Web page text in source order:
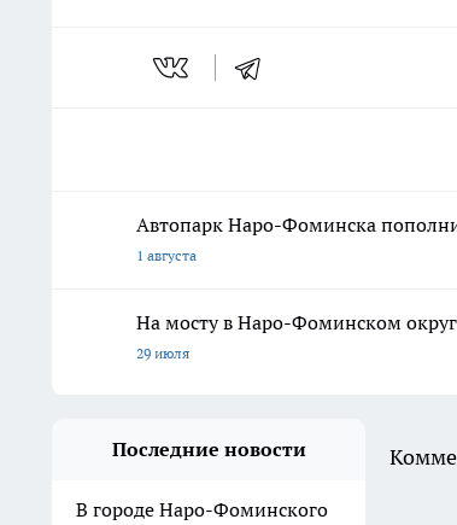
Автопарк Наро-Фоминска
1 августа
На мосту в Наро-Фоминском
29 июля
Последние новости
В городе Наро-Фоминского